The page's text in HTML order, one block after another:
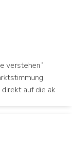
verstehen“
auf die ak